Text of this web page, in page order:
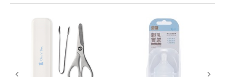
不鏽鋼導管珠360°輕鬆吸吮
搭配專屬清潔刷，清潔更徹底